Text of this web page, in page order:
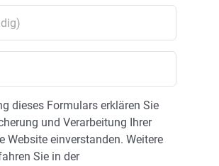
dieses Formulars erklären Sie
und Verarbeitung Ihrer
Website einverstanden. Weitere
Sie in der